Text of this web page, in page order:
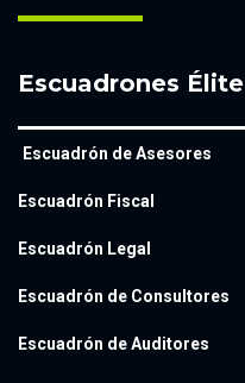
Escuadrones Élite
Escuadrón de Asesores
Escuadrón Fiscal
Escuadrón Legal
Escuadrón de Consultores
Escuadrón de Auditores